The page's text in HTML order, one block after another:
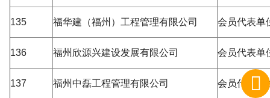
135 福华建（福州）工程管理有限公司 会员代表单
136 福州欣源兴建设发展有限公司 会员代表单
137 福州中磊工程管理有限公司 会员代表单